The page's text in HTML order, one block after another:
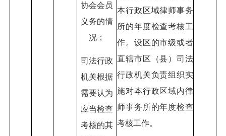
协会会员
义务的情
况；
司法行政
机关根据
需要认为
应当检查
考核的其
本行政区域律师事务
所的年度检查考核工
作。设区的市级或者
直辖市区（县）司法
行政机关负责组织实
施对本行政区域内律
师事务所的年度检查
考核工作。